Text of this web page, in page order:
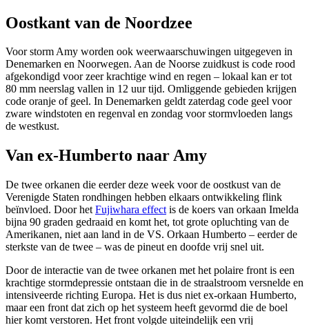
Oostkant van de Noordzee
Voor storm Amy worden ook weerwaarschuwingen uitgegeven in
Denemarken en Noorwegen. Aan de Noorse zuidkust is code rood
afgekondigd voor zeer krachtige wind en regen – lokaal kan er tot
80 mm neerslag vallen in 12 uur tijd. Omliggende gebieden krijgen
code oranje of geel. In Denemarken geldt zaterdag code geel voor
zware windstoten en regenval en zondag voor stormvloeden langs
de westkust.
Van ex-Humberto naar Amy
De twee orkanen die eerder deze week voor de oostkust van de
Verenigde Staten rondhingen hebben elkaars ontwikkeling flink
beïnvloed. Door het Fujiwhara effect is de koers van orkaan Imelda
bijna 90 graden gedraaid en komt het, tot grote opluchting van de
Amerikanen, niet aan land in de VS. Orkaan Humberto – eerder de
sterkste van de twee – was de pineut en doofde vrij snel uit.
Door de interactie van de twee orkanen met het polaire front is een
krachtige stormdepressie ontstaan die in de straalstroom versnelde en
intensiveerde richting Europa. Het is dus niet ex-orkaan Humberto,
maar een front dat zich op het systeem heeft gevormd die de boel
hier komt verstoren. Het front volgde uiteindelijk een vrij